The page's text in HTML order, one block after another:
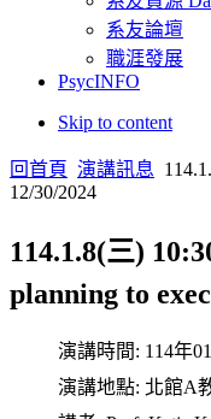
系友論壇
職涯發展
PsycINFO
Skip to content
回首頁 演講訊息
12/30/2024
114.1.8(三)
planning to
演講時間: 114年
演講地點: 北館A